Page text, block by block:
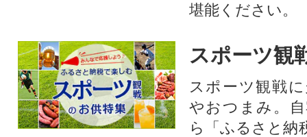
堪能ください。
スポーツ観
スポーツ観戦
やおつまみ。
ら「ふるさと納